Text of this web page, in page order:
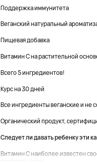
Поддержка иммунитета
Веганский натуральный
Пищевая добавка
Витамин C на растительной
Всего 5 ингредиентов!
Курс на 30 дней
Все ингредиенты веганские и не
Органический продукт,
Следует ли давать ребенку эти
Витамин С наиболее известен
свойства, но он ...